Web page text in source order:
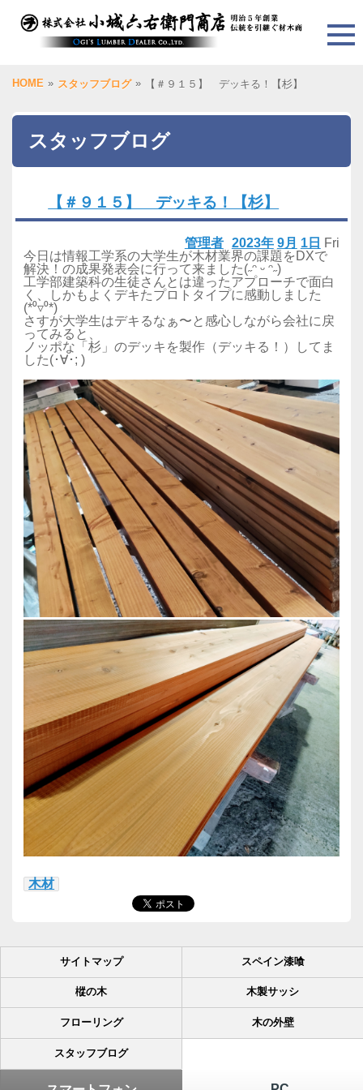
HOME » スタッフブログ » 【＃９１５】 デッキる！【杉】
スタッフブログ
【＃９１５】 デッキる！【杉】
2023年 9月 1日 Fri
管理者
今日は情報工学系の大学生が木材業界の課題をDXで
解決！の成果発表会に行って来ました(˶ᵔ ᵕ ᵔ˶)
工学部建築科の生徒さんとは違ったアプローチで面白
く、しかもよくデキたプロトタイプに感動しました
(*⁰▿⁰*)
さすが大学生はデキるなぁ〜と感心しながら会社に戻
ってみると、
ノッポな「杉」のデッキを製作（デッキる！）してま
した(･∀･; )
木材
サイトマップ スペイン漆喰
樅の木 木製サッシ
フローリング 木の外壁
スタッフブログ